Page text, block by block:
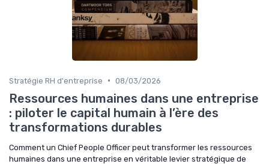
Stratégie RH d'entreprise • 08/03/2026
Ressources humaines dans une entreprise
: piloter le capital humain à l’ère des
transformations durables
Comment un Chief People Officer peut transformer les ressources
humaines dans une entreprise en véritable levier stratégique de